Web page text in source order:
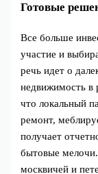
Готовые
Все больше
участие и
речь идет о
недвижимость в
что локальный
ремонт,
получает
бытовые
москвичей и